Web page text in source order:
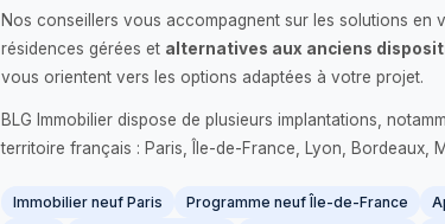
Nos conseillers vous accompagnent sur les solutions en
résidences gérées et alternatives aux anciens
vous orientent vers les options adaptées à votre projet.
BLG Immobilier dispose de plusieurs implantations,
territoire français : Paris, Île-de-France, Lyon, Bordeaux,
Immobilier neuf Paris Programme neuf Île-de-France